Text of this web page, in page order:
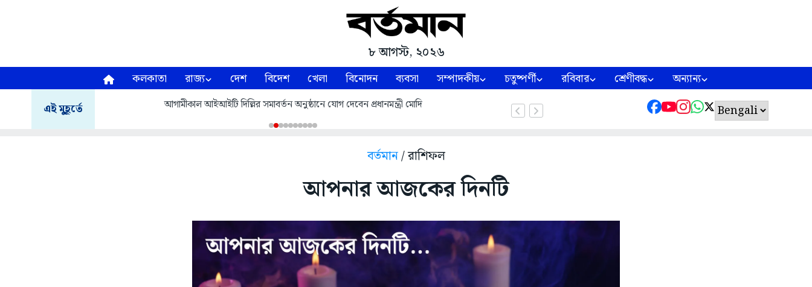
৮ আগস্ট, ২০২৬
কলকাতা রাজ্য দেশ বিদেশ খেলা বিনোদন ব্যবসা সম্পাদকীয় চতুষ্পর্ণী রবিবার শ্রেণীবদ্ধ অন্যান্য
এই মুহূর্তে আগামীকাল আইআইটি দিল্লির সমাবর্তন অনুষ্ঠানে যোগ দেবেন প্রধানমন্ত্রী মোদি
বর্তমান/ রাশিফল
আপনার আজকের দিনটি